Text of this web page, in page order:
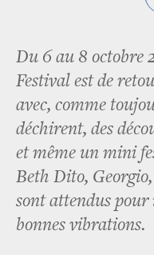
Du 6 au 8 octobre
Festival est de
avec, comme
déchirent, des
et même un mini
Beth Dito,
sont attendus
bonnes vibrations.